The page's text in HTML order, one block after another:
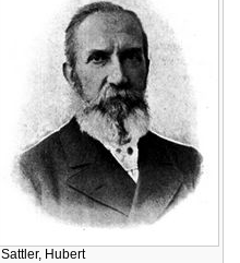
Sattler, Hubert